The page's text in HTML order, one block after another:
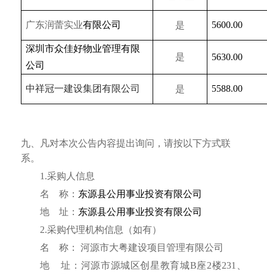
广东润蕾实业有限公司 是 5600.00
深圳市众佳好物业管理有限
公司
是 5630.00
中祥冠一建设集团有限公司 是 5588.00
九、凡对本次公告内容提出询问，请按以下方式联
系。
1.采购人信息
名
称： 东源县公用事业投资有限公司
地 址： 东源县公用事业投资有限公司
2.采购代理机构信息（如有）
名
称： 河源市大粤建设项目管理有限公司
地 址：河源市源城区创星教育城B座2楼231、